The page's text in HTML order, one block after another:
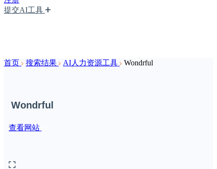
提交AI工具
首页 搜索结果 AI人力资源工具 Wondrful
Wondrful
查看网站